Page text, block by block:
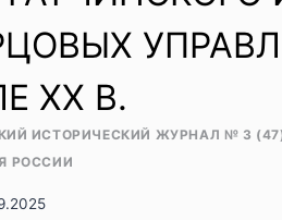
XX В.
ИСТОРИЧЕСКИЙ ЖУРНАЛ № 3
РОССИИ